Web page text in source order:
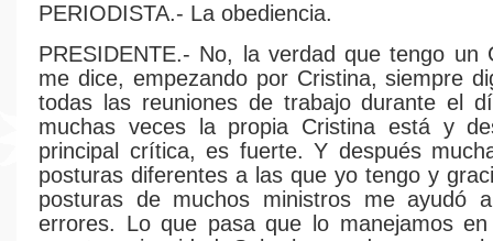
PERIODISTA.- La obediencia.
PRESIDENTE.- No, la verdad que tengo un
me dice, empezando por Cristina, siempre
todas las reuniones de trabajo durante el
muchas veces la propia Cristina está y
principal crítica, es fuerte. Y después
posturas diferentes a las que yo tengo y
posturas de muchos ministros me ayudó
errores. Lo que pasa que lo manejamos